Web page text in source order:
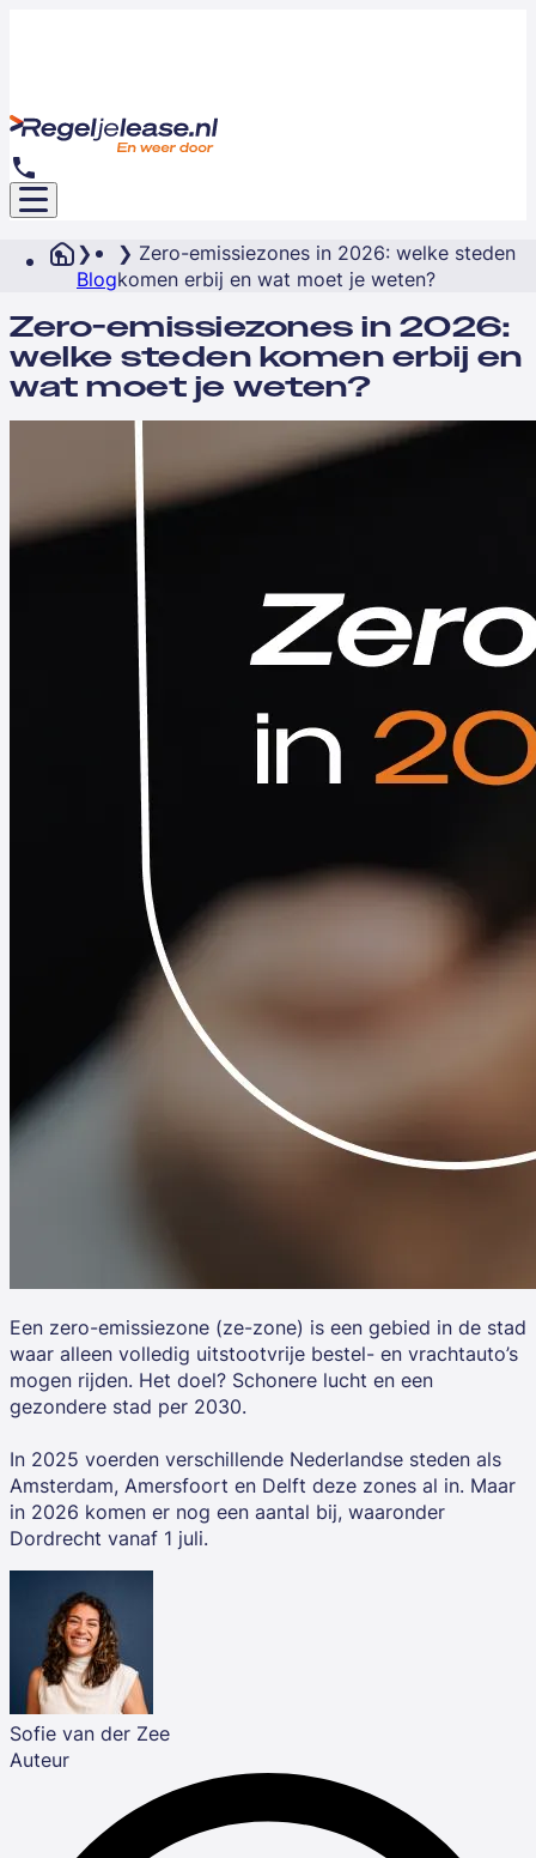
Blog
Zero-emissiezones in 2026: welke steden
komen erbij en wat moet je weten?
Zero-emissiezones in 2026:
welke steden komen erbij en
wat moet je weten?
Een zero-emissiezone (ze-zone) is een gebied in de stad
waar alleen volledig uitstootvrije bestel- en vrachtauto’s
mogen rijden. Het doel? Schonere lucht en een
gezondere stad per 2030.
In 2025 voerden verschillende Nederlandse steden als
Amsterdam, Amersfoort en Delft deze zones al in. Maar
in 2026 komen er nog een aantal bij, waaronder
Dordrecht vanaf 1 juli.
Sofie van der Zee
Auteur